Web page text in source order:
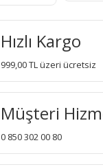
Hızlı Kargo
999,00 TL üzeri ücretsiz
Müşteri
0 850 302 00 80